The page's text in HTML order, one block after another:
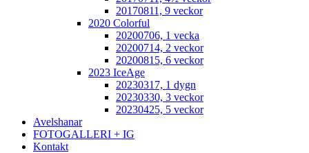
20170811, 9 veckor
2020 Colorful
20200706, 1 vecka
20200714, 2 veckor
20200815, 6 veckor
2023 IceAge
20230317, 1 dygn
20230330, 3 veckor
20230425, 5 veckor
Avelshanar
FOTOGALLERI + IG
Kontakt